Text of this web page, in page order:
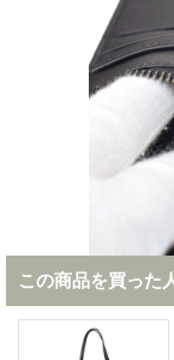
この商品を買った